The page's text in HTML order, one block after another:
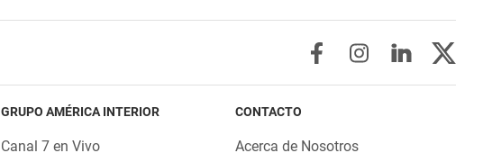
GRUPO AMÉRICA INTERIOR
Canal 7 en Vivo
CONTACTO
Acerca de Nosotros